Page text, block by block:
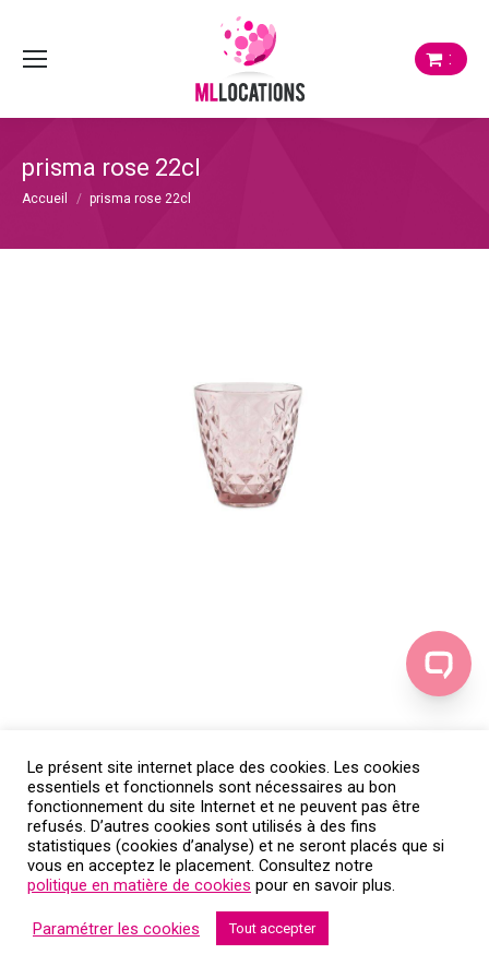
:
prisma rose 22cl
Vous êtes ici :
Accueil prisma rose 22cl
Le présent site internet place des cookies. Les cookies
essentiels et fonctionnels sont nécessaires au bon
fonctionnement du site Internet et ne peuvent pas être
refusés. D’autres cookies sont utilisés à des fins
statistiques (cookies d’analyse) et ne seront placés que si
vous en acceptez le placement. Consultez notre
politique en matière de cookies pour en savoir plus.
Paramétrer les cookies Tout accepter